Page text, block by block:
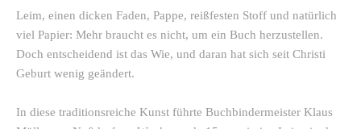
Leim, einen dicken Faden, Pappe, reißfesten Stoff und natürlich
viel Papier: Mehr braucht es nicht, um ein Buch herzustellen.
Doch entscheidend ist das Wie, und daran hat sich seit Christi
Geburt wenig geändert.
In diese traditionsreiche Kunst führte Buchbindermeister Klaus